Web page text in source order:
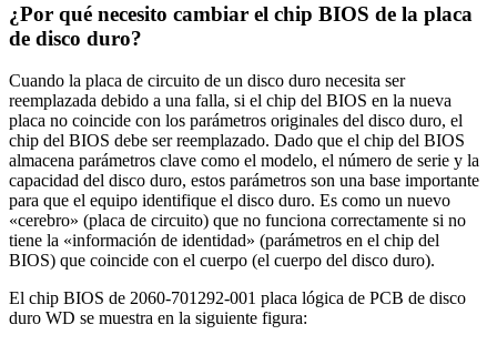
¿Por qué necesito cambiar el chip BIOS de la placa
de disco duro?
Cuando la placa de circuito de un disco duro necesita ser
reemplazada debido a una falla, si el chip del BIOS en la nueva
placa no coincide con los parámetros originales del disco duro, el
chip del BIOS debe ser reemplazado. Dado que el chip del BIOS
almacena parámetros clave como el modelo, el número de serie y la
capacidad del disco duro, estos parámetros son una base importante
para que el equipo identifique el disco duro. Es como un nuevo
«cerebro» (placa de circuito) que no funciona correctamente si no
tiene la «información de identidad» (parámetros en el chip del
BIOS) que coincide con el cuerpo (el cuerpo del disco duro).
El chip BIOS de 2060-701292-001 placa lógica de PCB de disco
duro WD se muestra en la siguiente figura: